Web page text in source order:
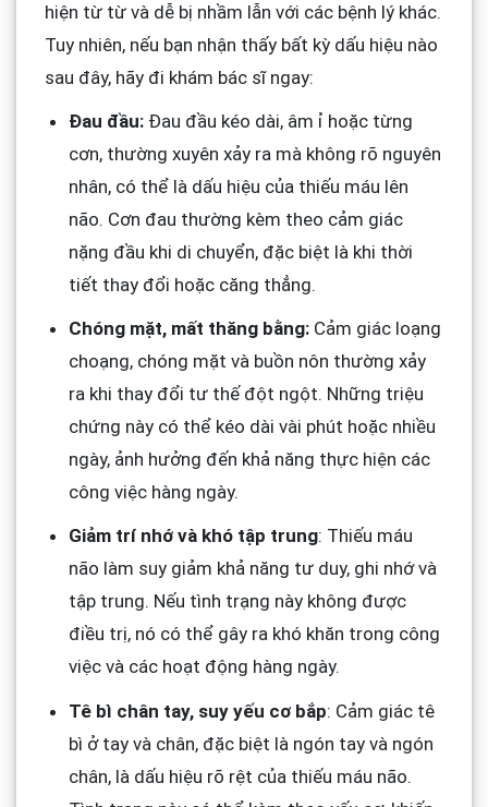
hiện từ từ và dễ bị nhầm lẫn với các bệnh lý khác.
Tuy nhiên, nếu bạn nhận thấy bất kỳ dấu hiệu nào
sau đây, hãy đi khám bác sĩ ngay:
Đau đầu:Đau đầu kéo dài, âm ỉ hoặc từng
cơn, thường xuyên xảy ra mà không rõ nguyên
nhân, có thể là dấu hiệu của thiếu máu lên
não. Cơn đau thường kèm theo cảm giác
nặng đầu khi di chuyển, đặc biệt là khi thời
tiết thay đổi hoặc căng thẳng.
Chóng mặt, mất thăng bằng:Cảm giác loạng
choạng, chóng mặt và buồn nôn thường xảy
ra khi thay đổi tư thế đột ngột. Những triệu
chứng này có thể kéo dài vài phút hoặc nhiều
ngày, ảnh hưởng đến khả năng thực hiện các
công việc hàng ngày.
Giảm trí nhớ và khó tập trung: Thiếu máu
não làm suy giảm khả năng tư duy, ghi nhớ và
tập trung. Nếu tình trạng này không được
điều trị, nó có thể gây ra khó khăn trong công
việc và các hoạt động hàng ngày.
Tê bì chân tay, suy yếu cơ bắp: Cảm giác tê
bì ở tay và chân, đặc biệt là ngón tay và ngón
chân, là dấu hiệu rõ rệt của thiếu máu não.